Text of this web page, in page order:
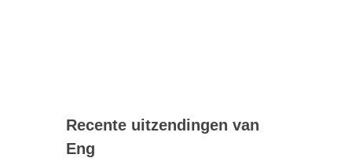
Recente uitzendingen van
Eng